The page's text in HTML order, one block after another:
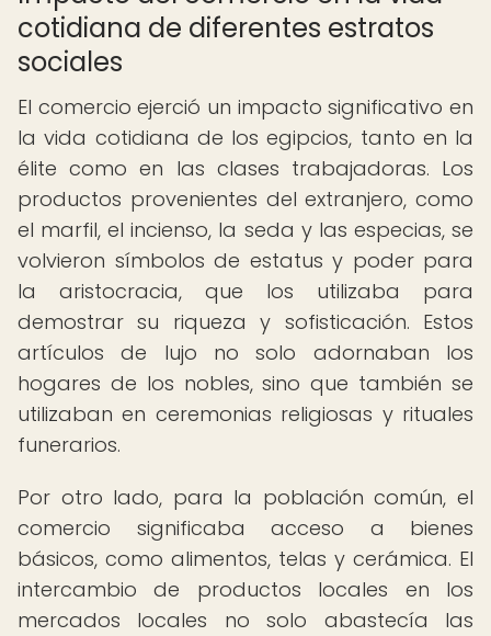
cotidiana de diferentes estratos
sociales
El comercio ejerció un impacto significativo en
la vida cotidiana de los egipcios, tanto en la
élite como en las clases trabajadoras. Los
productos provenientes del extranjero, como
el marfil, el incienso, la seda y las especias, se
volvieron símbolos de estatus y poder para
la aristocracia, que los utilizaba para
demostrar su riqueza y sofisticación. Estos
artículos de lujo no solo adornaban los
hogares de los nobles, sino que también se
utilizaban en ceremonias religiosas y rituales
funerarios.
Por otro lado, para la población común, el
comercio significaba acceso a bienes
básicos, como alimentos, telas y cerámica. El
intercambio de productos locales en los
mercados locales no solo abastecía las